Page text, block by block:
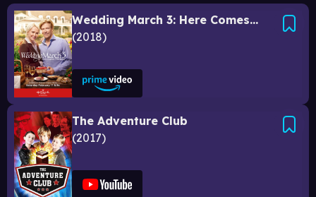
Wedding March 3: Here Comes the Bride
2018
The Adventure Club
2017